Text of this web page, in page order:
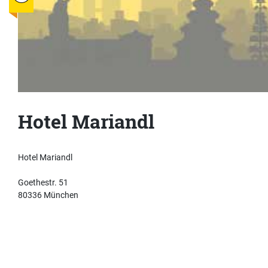
Hotel Mariandl
Hotel Mariandl
Goethestr. 51
80336 München